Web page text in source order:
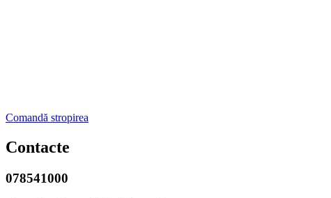
Comandă stropirea
Contacte
078541000